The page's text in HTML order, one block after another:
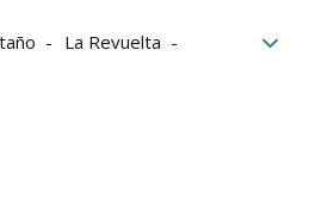
La Revuelta